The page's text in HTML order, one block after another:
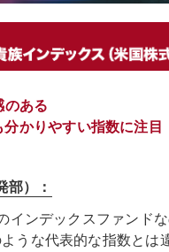
ある
かりやすい指数に注目
部）：
インデックスファンドな
うな代表的な指数とは